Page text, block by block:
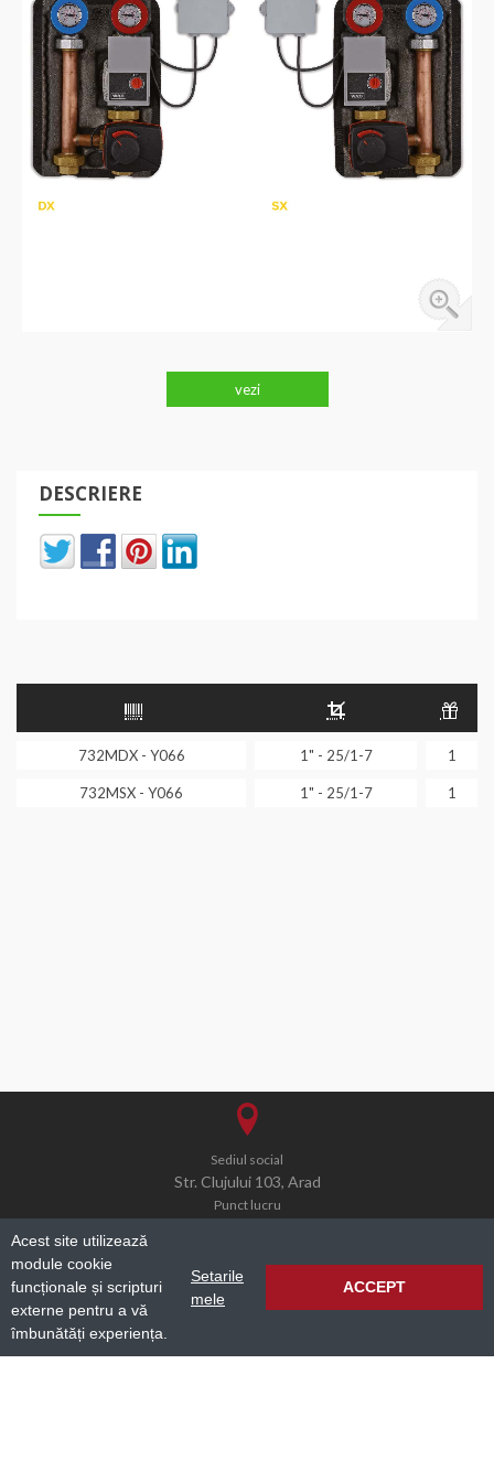
vezi
DESCRIERE
732MDX - Y066
732MSX - Y066
1" - 25/1-7
1" - 25/1-7
1
1
Sediul social
Str. Clujului 103, Arad
Punct lucru
Acest site utilizează
module cookie
funcționale și scripturi
externe pentru a vă
îmbunătăți experiența.
Setarile
mele
ACCEPT